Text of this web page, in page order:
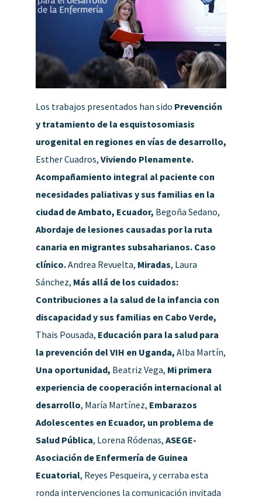
Los trabajos presentados han sido Prevención
y tratamiento de la esquistosomiasis
urogenital en regiones en vías de desarrollo,
Esther Cuadros, Viviendo Plenamente.
Acompañamiento integral al paciente con
necesidades paliativas y sus familias en la
ciudad de Ambato, Ecuador, Begoña Sedano,
Abordaje de lesiones causadas por la ruta
canaria en migrantes subsaharianos. Caso
clínico.Andrea Revuelta, Miradas, Laura
Sánchez, Más allá de los cuidados:
Contribuciones a la salud de la infancia con
discapacidad y sus familias en Cabo Verde,
Thais Pousada, Educación para la salud para
la prevención del VIH en Uganda, Alba Martín,
Una oportunidad, Beatriz Vega, Mi primera
experiencia de cooperación internacional al
desarrollo, María Martínez, Embarazos
Adolescentes en Ecuador, un problema de
Salud Pública, Lorena Ródenas, ASEGE-
Asociación de Enfermería de Guinea
Ecuatorial, Reyes Pesqueira, y cerraba esta
ronda intervenciones la comunicación invitada